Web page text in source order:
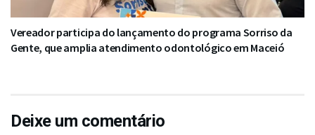
Vereador participa do lançamento do programa Sorriso da
Gente, que amplia atendimento odontológico em Maceió
Deixe um comentário